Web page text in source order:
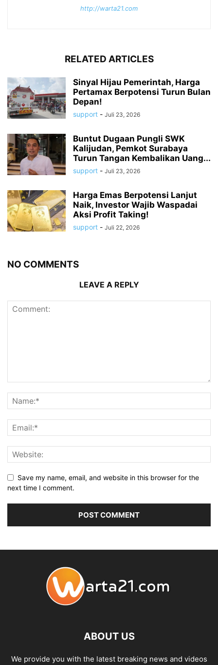
http://warta21.com
RELATED ARTICLES
Sinyal Hijau Pemerintah, Harga
Pertamax Berpotensi Turun Bulan
Depan!
support - Juli 23, 2026
Buntut Dugaan Pungli SWK
Kalijudan, Pemkot Surabaya
Turun Tangan Kembalikan Uang...
support - Juli 23, 2026
Harga Emas Berpotensi Lanjut
Naik, Investor Wajib Waspadai
Aksi Profit Taking!
support - Juli 22, 2026
NO COMMENTS
LEAVE A REPLY
Save my name, email, and website in this browser for the
next time I comment.
ABOUT US
We provide you with the latest breaking news and videos